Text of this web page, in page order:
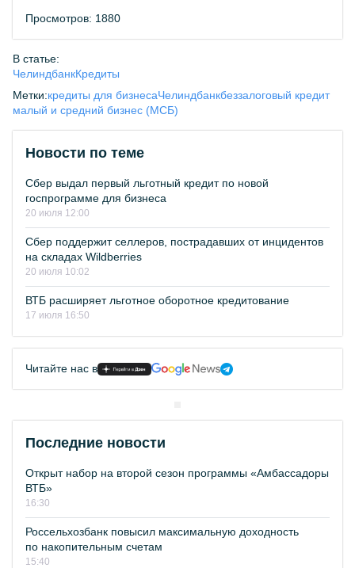
Просмотров: 1880
В статье:
ЧелиндбанкКредиты
Метки:кредиты для бизнесаЧелиндбанкбеззалоговый кредит
малый и средний бизнес (МСБ)
Новости по теме
Сбер выдал первый льготный кредит по новой
госпрограмме для бизнеса
20 июля 12:00
Сбер поддержит селлеров, пострадавших от инцидентов
на складах Wildberries
20 июля 10:02
ВТБ расширяет льготное оборотное кредитование
17 июля 16:50
Читайте нас в
Последние новости
Открыт набор на второй сезон программы «Амбассадоры
ВТБ»
16:30
Россельхозбанк повысил максимальную доходность
по накопительным счетам
15:40